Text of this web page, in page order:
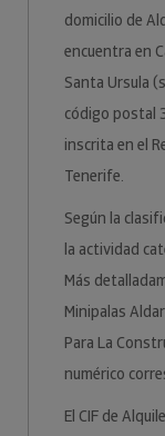
domicilio de
encuentra en
Santa Ursula
código postal
inscrita en el
Tenerife.
Según la
la actividad
Más
Minipalas
Para La
numérico
El CIF de